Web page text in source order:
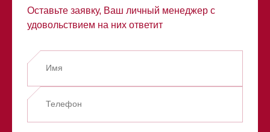
Оставьте заявку, Ваш личный менеджер с
удовольствием на них ответит